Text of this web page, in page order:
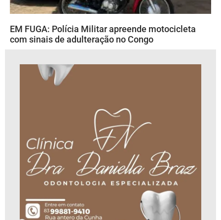
EM FUGA: Polícia Militar apreende motocicleta
com sinais de adulteração no Congo